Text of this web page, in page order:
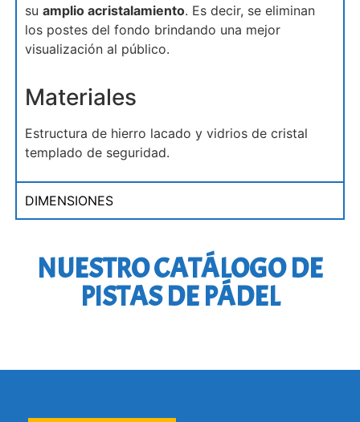
su amplio acristalamiento. Es decir, se eliminan
los postes del fondo brindando una mejor
visualización al público.
Materiales
Estructura de hierro lacado y vidrios de cristal
templado de seguridad.
DIMENSIONES
NUESTRO CATÁLOGO DE
PISTAS DE PÁDEL